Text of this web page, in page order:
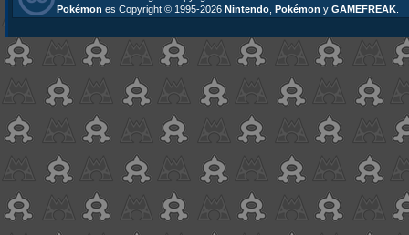
Pokémon es Copyright © 1995-2026 Nintendo, Pokémon y GAMEFREAK.